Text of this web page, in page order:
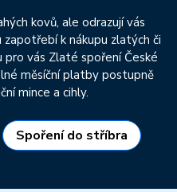
kovů, ale odrazují vás
k nákupu zlatých či
vás Zlaté spoření České
měsíční platby postupně
mince a cihly.
Spoření do stříbra